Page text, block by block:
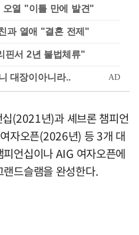
오열 "이틀 만에 발견"
과 열애 "결혼 전제"
핀서 2년 불법체류"
(2021년)과 셰브론 챔피언
자오픈(2026년) 등 3개 대
언십이나 AIG 여자오픈에
드슬램을 완성한다.